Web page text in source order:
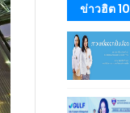
ข่าวฮิต